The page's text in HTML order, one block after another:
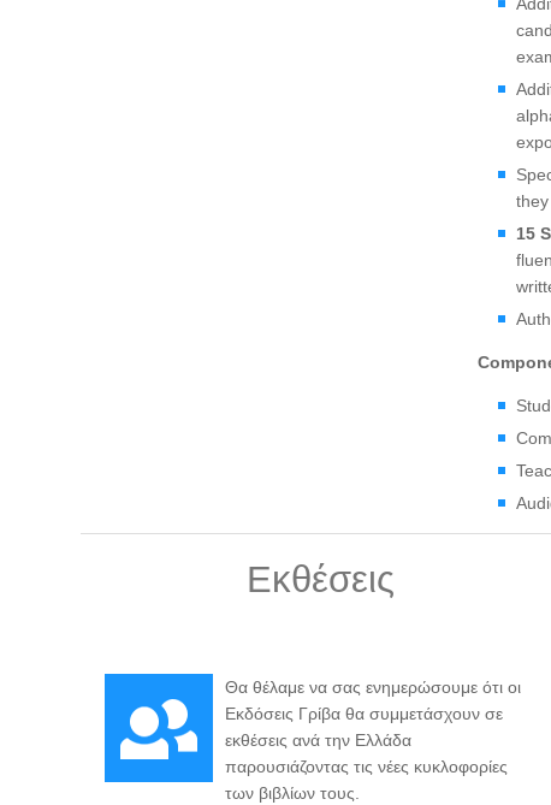
15
Εκθέσεις
Θα θέλαμε να σας ενημερώσουμε ότι οι
Εκδόσεις Γρίβα θα συμμετάσχουν σε
εκθέσεις ανά την Ελλάδα
παρουσιάζοντας τις νέες κυκλοφορίες
των βιβλίων τους.